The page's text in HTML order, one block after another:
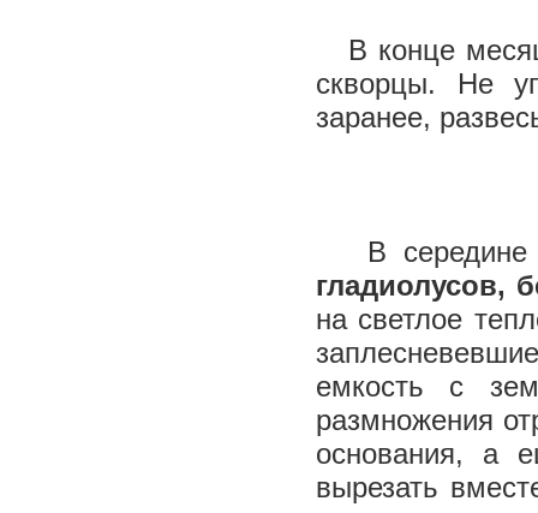
В конце
скворцы. Не
заранее,
В середине
гладиолусов,
на светлое
емкость с
размножения
основания, а
вырезать